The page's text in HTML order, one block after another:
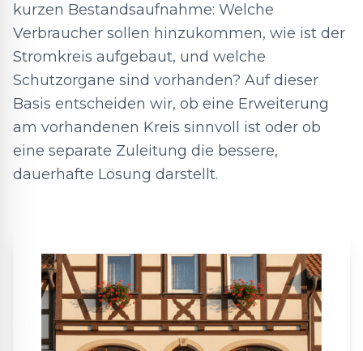
kurzen Bestandsaufnahme: Welche
Verbraucher sollen hinzukommen, wie ist der
Stromkreis aufgebaut, und welche
Schutzorgane sind vorhanden? Auf dieser
Basis entscheiden wir, ob eine Erweiterung
am vorhandenen Kreis sinnvoll ist oder ob
eine separate Zuleitung die bessere,
dauerhafte Lösung darstellt.